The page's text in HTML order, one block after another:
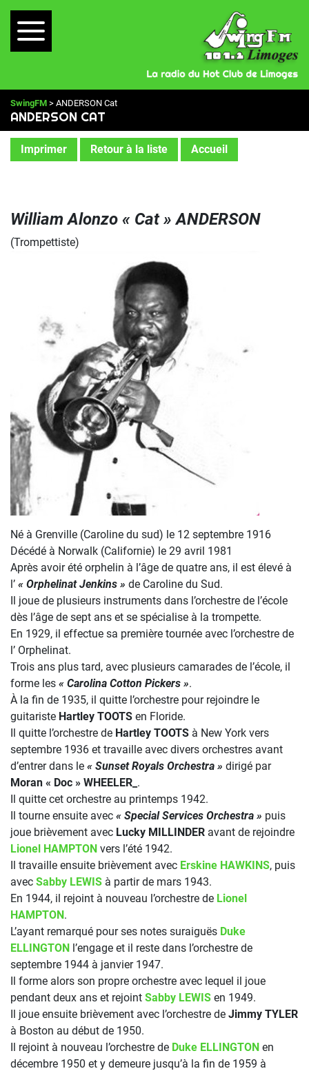
SwingFM > ANDERSON Cat
ANDERSON CAT
Imprimer Retour à la liste Accueil
William Alonzo « Cat » ANDERSON
(Trompettiste)
Né à Grenville (Caroline du sud) le 12 septembre 1916
Décédé à Norwalk (Californie) le 29 avril 1981
Après avoir été orphelin à l’âge de quatre ans, il est élevé à
l’ « Orphelinat Jenkins » de Caroline du Sud.
Il joue de plusieurs instruments dans l’orchestre de l’école
dès l’âge de sept ans et se spécialise à la trompette.
En 1929, il effectue sa première tournée avec l’orchestre de
l’ Orphelinat.
Trois ans plus tard, avec plusieurs camarades de l’école, il
forme les « Carolina Cotton Pickers ».
À la fin de 1935, il quitte l’orchestre pour rejoindre le
guitariste Hartley TOOTS en Floride.
Il quitte l’orchestre de Hartley TOOTS à New York vers
septembre 1936 et travaille avec divers orchestres avant
d’entrer dans le « Sunset Royals Orchestra » dirigé par
Moran « Doc » WHEELER_ .
Il quitte cet orchestre au printemps 1942.
Il tourne ensuite avec « Special Services Orchestra » puis
joue brièvement avec Lucky MILLINDER avant de rejoindre
Lionel HAMPTON vers l’été 1942.
Il travaille ensuite brièvement avec Erskine HAWKINS, puis
avec Sabby LEWIS à partir de mars 1943.
En 1944, il rejoint à nouveau l’orchestre de Lionel
HAMPTON.
L’ayant remarqué pour ses notes suraiguës Duke
ELLINGTON l’engage et il reste dans l’orchestre de
septembre 1944 à janvier 1947.
Il forme alors son propre orchestre avec lequel il joue
pendant deux ans et rejoint Sabby LEWIS en 1949.
Il joue ensuite brièvement avec l’orchestre de Jimmy TYLER
à Boston au début de 1950.
Il rejoint à nouveau l’orchestre de Duke ELLINGTON en
décembre 1950 et y demeure jusqu’à la fin de 1959 à